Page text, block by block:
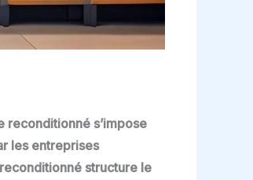
reconditionné s’impose
les entreprises
structure le